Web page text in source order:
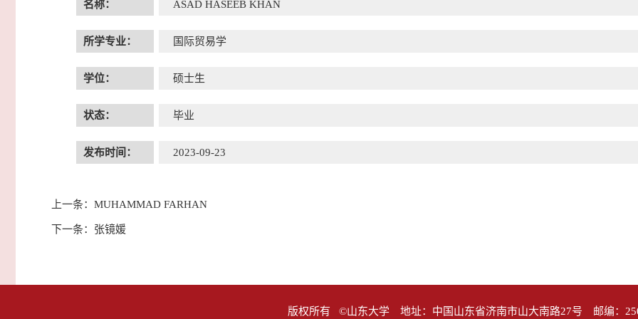
名称： ASAD HASEEB KHAN
所学专业： 国际贸易学
学位： 硕士生
状态： 毕业
发布时间： 2023-09-23
上一条： MUHAMMAD FARHAN
下一条： 张镜媛
版权所有 ©山东大学 地址：中国山东省济南市山大南路27号 邮编：